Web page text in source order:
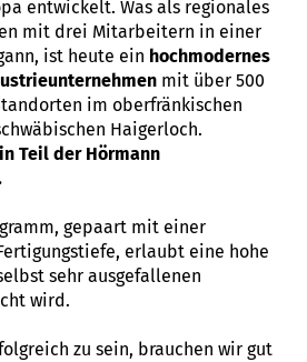
entwickelt. Was als regionales
mit drei Mitarbeitern in einer
ist heute ein hochmodernes
mit über 500
im oberfränkischen
Haigerloch.
Teil der Hörmann
gepaart mit einer
erlaubt eine hohe
sehr ausgefallenen
wird.
zu sein, brauchen wir gut